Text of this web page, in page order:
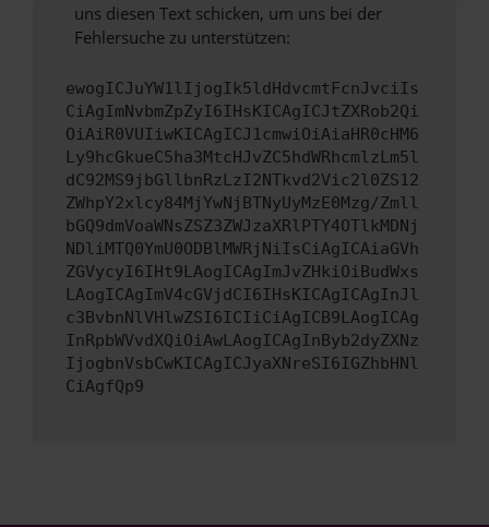
uns diesen Text schicken, um uns bei der
Fehlersuche zu unterstützen:
ewogICJuYW1lIjogIk5ldHdvcmtFcnJvciIs
CiAgImNvbmZpZyI6IHsKICAgICJtZXRob2Qi
OiAiR0VUIiwKICAgICJ1cmwiOiAiaHR0cHM6
Ly9hcGkueC5ha3MtcHJvZC5hdWRhcmlzLm5l
dC92MS9jbGllbnRzLzI2NTkvd2Vic2l0ZS12
ZWhpY2xlcy84MjYwNjBTNyUyMzE0Mzg/Zmll
bGQ9dmVoaWNsZSZ3ZWJzaXRlPTY4OTlkMDNj
NDliMTQ0YmU0ODBlMWRjNiIsCiAgICAiaGVh
ZGVycyI6IHt9LAogICAgImJvZHkiOiBudWxs
LAogICAgImV4cGVjdCI6IHsKICAgICAgInJl
c3BvbnNlVHlwZSI6ICIiCiAgICB9LAogICAg
InRpbWVvdXQiOiAwLAogICAgInByb2dyZXNz
IjogbnVsbCwKICAgICJyaXNreSI6IGZhbHNl
CiAgfQp9